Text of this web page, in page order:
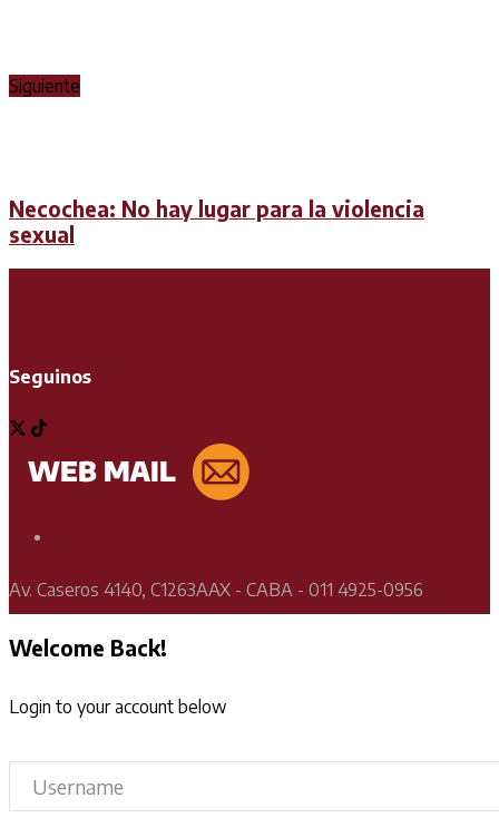
Siguiente
Necochea: No hay lugar para la violencia
sexual
Seguinos
Av. Caseros 4140, C1263AAX - CABA - 011 4925-0956
Welcome Back!
Login to your account below